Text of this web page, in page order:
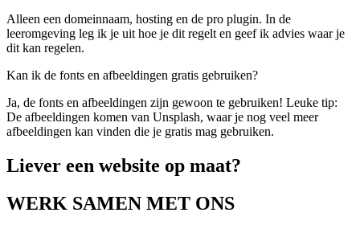
Alleen een domeinnaam, hosting en de pro plugin. In de
leeromgeving leg ik je uit hoe je dit regelt en geef ik advies waar je
dit kan regelen.
Kan ik de fonts en afbeeldingen gratis gebruiken?
Ja, de fonts en afbeeldingen zijn gewoon te gebruiken! Leuke tip:
De afbeeldingen komen van Unsplash, waar je nog veel meer
afbeeldingen kan vinden die je gratis mag gebruiken.
Liever een website op maat?
WERK SAMEN MET ONS